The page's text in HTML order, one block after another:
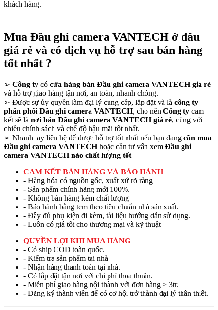
khách hàng.
Mua Đầu ghi camera VANTECH ở đâu
giá rẻ và có dịch vụ hỗ trợ sau bán hàng
tốt nhất ?
➢ Công ty có cửa hàng bán Đầu ghi camera VANTECH giá rẻ
và hỗ trợ giao hàng tận nơi, an toàn, nhanh chóng.
➢ Được sự ủy quyền làm đại lý cung cấp, lắp đặt và là công ty
phân phối Đầu ghi camera VANTECH, cho nên Công ty cam
kết sẽ là nơi bán Đầu ghi camera VANTECH giá rẻ, cùng với
chiều chính sách và chế độ hậu mãi tốt nhất.
➢ Nhanh tay liên hệ để được hỗ trợ tốt nhất nếu bạn đang cần mua
Đầu ghi camera VANTECHhoặc cần tư vấn xem Đầu ghi
camera VANTECH nào chất lượng tốt
CAM KẾT BÁN HÀNG VÀ BẢO HÀNH
- Hàng hóa có nguồn gốc, xuất xứ rõ ràng
- Sản phẩm chính hãng mới 100%.
- Không bán hàng kém chất lượng
- Bảo hành bằng tem theo tiêu chuẩn nhà sản xuất.
- Đầy đủ phụ kiện đi kèm, tài liệu hướng dẫn sử dụng.
- Luôn có giá tốt cho thương mại và kỹ thuật
QUYỀN LỢI KHI MUA HÀNG
- Có ship COD toàn quốc.
- Kiểm tra sản phẩm tại nhà.
- Nhận hàng thanh toán tại nhà.
- Có lắp đặt tận nơi với chi phí thỏa thuận.
- Miễn phí giao hàng nội thành với đơn hàng > 3tr.
- Đăng ký thành viên để có cơ hội trở thành đại lý thân thiết.